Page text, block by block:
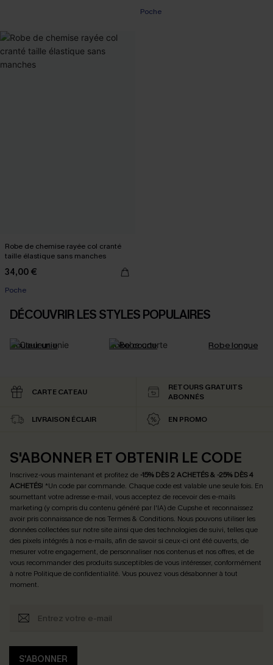
Poche
Robe de chemise rayée col cranté
taille élastique sans manches
34,00 €
Poche
DÉCOUVRIR LES STYLES POPULAIRES
Couleur unie Robe courte Robe longue
CARTE CATEAU
RETOURS GRATUITS
ABONNÉS
LIVRAISON ÉCLAIR EN PROMO
S'ABONNER ET OBTENIR LE CODE
Inscrivez-vous maintenant et profitez de -15% DÈS 2 ACHETÉS & -25% DÈS 4
ACHETÉS! *Un code par commande. Chaque code est valable une seule fois. En
soumettant votre adresse e-mail, vous acceptez de recevoir des e-mails
marketing (y compris du contenu généré par l'IA) de Cupshe et reconnaissez
avoir pris connaissance de nosTermes & Conditions. Nous pouvons utiliser les
données collectées sur notre site ainsi que des technologies de suivi, telles que
des pixels intégrés à nos e-mails, afin de savoir si ceux-ci ont été ouverts, de
mesurer votre engagement, de personnaliser nos contenus et nos offres, et de
vous recommander des produits susceptibles de vous intéresser, conformément
à notre Politique de confidentialité. Vous pouvez vous désabonner à tout
moment.
S'ABONNER